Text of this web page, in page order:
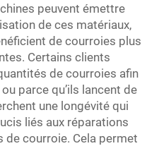
peuvent émettre
de ces matériaux,
de courroies plus
Certains clients
de courroies afin
parce qu’ils lancent de
une longévité qui
liés aux réparations
de courroie. Cela permet